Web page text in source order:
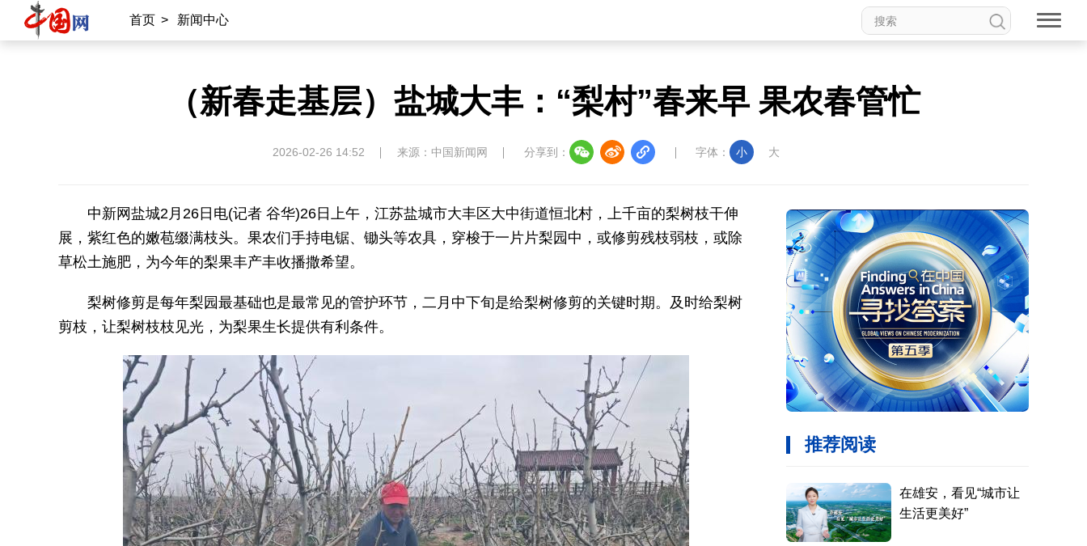
首页 > 新闻中心
（新春走基层）盐城大丰：“梨村”春来早 果农春管忙
2026-02-26 14:52 来源：中国新闻网 分享到： 字体： 小 大
中新网盐城2月26日电(记者 谷华)26日上午，江苏盐城市大丰区大中街道恒北村，上千亩的梨树枝干伸
展，紫红色的嫩苞缀满枝头。果农们手持电锯、锄头等农具，穿梭于一片片梨园中，或修剪残枝弱枝，或除
草松土施肥，为今年的梨果丰产丰收播撒希望。
梨树修剪是每年梨园最基础也是最常见的管护环节，二月中下旬是给梨树修剪的关键时期。及时给梨树
剪枝，让梨树枝枝见光，为梨果生长提供有利条件。